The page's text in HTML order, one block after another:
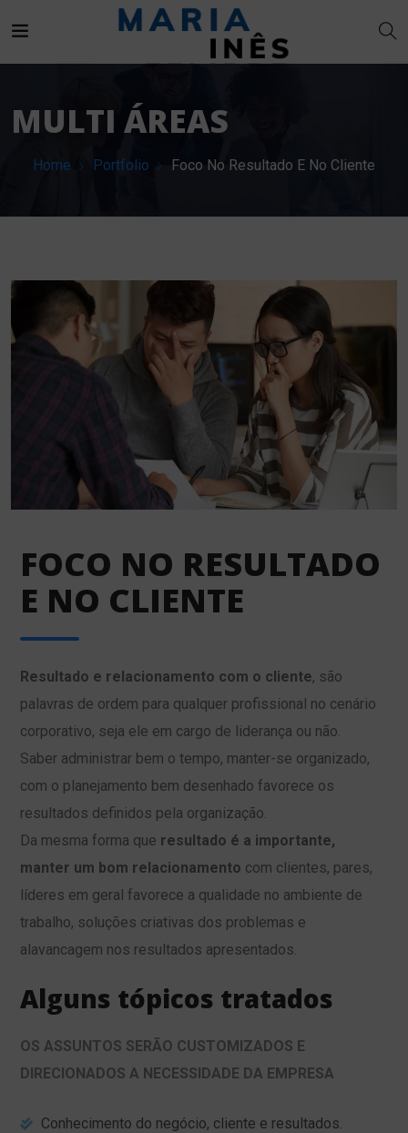
MULTI ÁREAS
Home Portfolio Foco No Resultado E No Cliente
FOCO NO RESULTADO
E NO CLIENTE
Resultado e relacionamento com o cliente, são
palavras de ordem para qualquer profissional no cenário
corporativo, seja ele em cargo de liderança ou não.
Saber administrar bem o tempo, manter-se organizado,
com o planejamento bem desenhado favorece os
resultados definidos pela organização.
Da mesma forma que resultado é a importante,
manter um bom relacionamento com clientes, pares,
líderes em geral favorece a qualidade no ambiente de
trabalho, soluções criativas dos problemas e
alavancagem nos resultados apresentados.
Alguns tópicos tratados
OS ASSUNTOS SERÃO CUSTOMIZADOS E
DIRECIONADOS A NECESSIDADE DA EMPRESA
Conhecimento do negócio, cliente e resultados.